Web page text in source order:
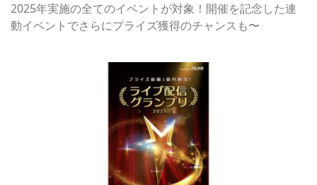
2025年実施の全てのイベントが対象！開催を記念した連
動イベントでさらにプライズ獲得のチャンスも〜